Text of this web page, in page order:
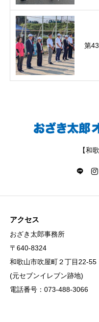
第
【和
アクセス
おざき太郎事務所
〒640-8324
和歌山市吹屋町２丁目22-55
(元セブンイレブン跡地)
電話番号：073-488-3066